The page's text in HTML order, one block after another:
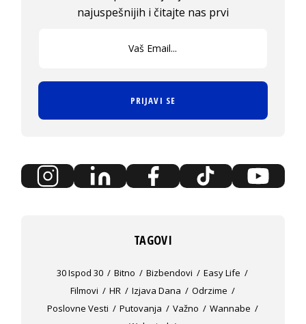
najuspešnijih i čitajte nas prvi
PRIJAVI SE
TAGOVI
30 Ispod 30 Bitno Bizbendovi
Easy Life
Filmovi
HR Izjava Dana
Odrzime
Poslovne Vesti
Putovanja Važno
Wannabe